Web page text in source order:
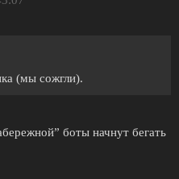
(мы сожгли).
боты начнут бегать